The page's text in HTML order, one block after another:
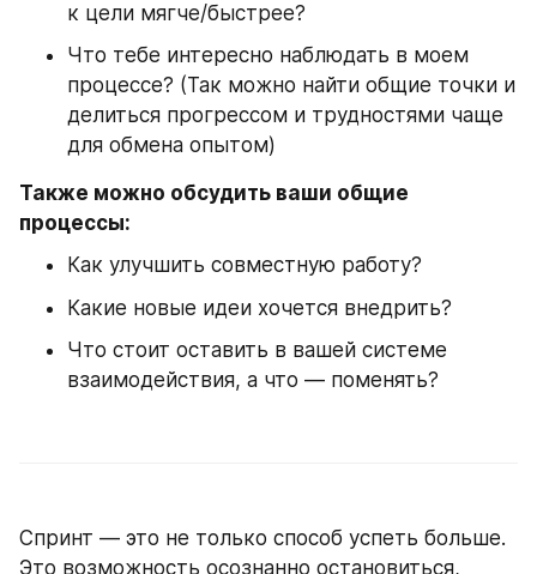
к цели мягче/быстрее?
Что тебе интересно наблюдать в моем
процессе? (Так можно найти общие точки и
делиться прогрессом и трудностями чаще
для обмена опытом)
Также можно обсудить ваши общие
процессы:
Как улучшить совместную работу?
Какие новые идеи хочется внедрить?
Что стоит оставить в вашей системе
взаимодействия, а что — поменять?
Спринт — это не только способ успеть больше.
Это возможность осознанно остановиться,